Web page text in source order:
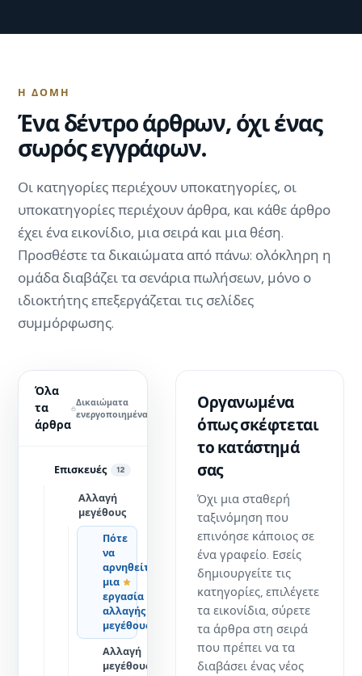
Η ΔΟΜΉ
Ένα δέντρο άρθρων, όχι ένας
σωρός εγγράφων.
Οι κατηγορίες περιέχουν υποκατηγορίες, οι
υποκατηγορίες περιέχουν άρθρα, και κάθε άρθρο
έχει ένα εικονίδιο, μια σειρά και μια θέση.
Προσθέστε τα δικαιώματα από πάνω: ολόκληρη η
ομάδα διαβάζει τα σενάρια πωλήσεων, μόνο ο
ιδιοκτήτης επεξεργάζεται τις σελίδες
συμμόρφωσης.
Όλα
τα
άρθρα
Δικαιώματα
ενεργοποιημένα
Επισκευές 12
Αλλαγή
μεγέθους
Πότε
να
αρνηθείτε
μια
εργασία
αλλαγής
μεγέθους
Αλλαγή
μεγέθους
Οργανωμένα
όπως σκέφτεται
το κατάστημά
σας
Όχι μια σταθερή
ταξινόμηση που
επινόησε κάποιος σε
ένα γραφείο. Εσείς
δημιουργείτε τις
κατηγορίες, επιλέγετε
τα εικονίδια, σύρετε
τα άρθρα στη σειρά
που πρέπει να τα
διαβάσει ένας νέος